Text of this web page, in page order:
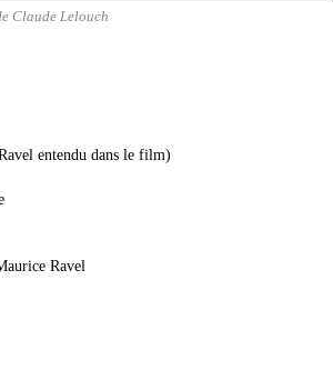
Claude Lelouch
entendu dans le film)
Ravel